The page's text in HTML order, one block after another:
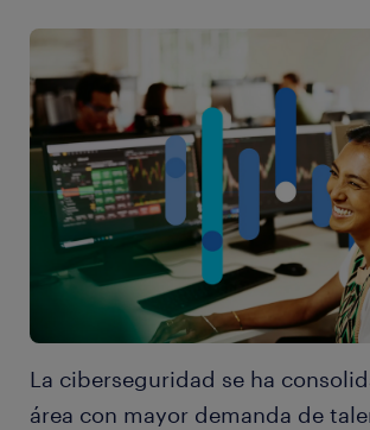
La ciberseguridad se ha
área con mayor demanda de